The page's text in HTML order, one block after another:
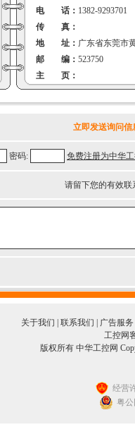
电 话： 1382-9293701
传 真：
地 址： 广东省东莞市
邮 编： 523750
主 页：
立即发送询问信
密码: 免费注册为中华
请留下您的有效
关于我们 联系我们 广告服务
工控网
版权所有 中华工控网
经营
粤公